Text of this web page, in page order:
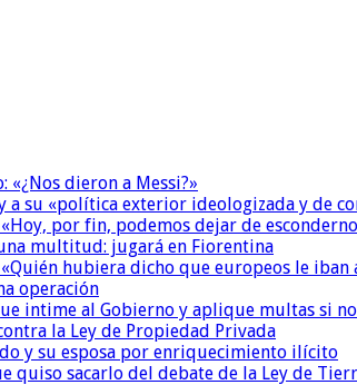
dieron a Messi?»
a su «política exterior ideologizada y de
por fin, podemos dejar de
multitud: jugará en Fiorentina
hubiera dicho que europeos le iban
operación
intime al Gobierno y aplique multas si
la Ley de Propiedad Privada
y su esposa por enriquecimiento ilícito
quiso sacarlo del debate de la Ley de